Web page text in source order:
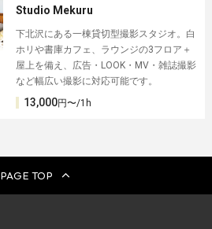
Studio Mekuru
下北沢にある一棟貸切型撮影スタジオ。白
ホリや書庫カフェ、ラウンジの3フロア＋
屋上を備え、広告・LOOK・MV・雑誌撮影
など幅広い撮影に対応可能です。
13,000円〜/1h
PAGE TOP